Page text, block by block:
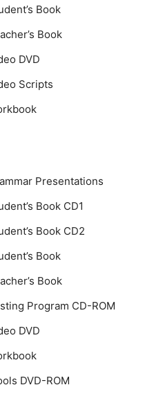
Book
Book
DVD
Scripts
Presentations
Book CD1
Book CD2
Book
Book
Program CD-ROM
DVD
DVD-ROM